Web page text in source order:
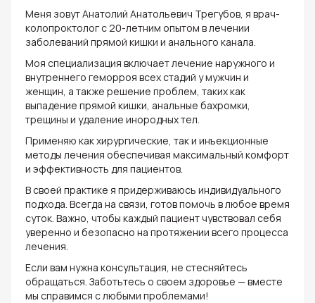
Меня зовут Анатолий Анатольевич Трегубов, я врач-
колопроктолог с 20-летним опытом в лечении
заболеваний прямой кишки и анального канала.
Моя специализация включает лечение наружного и
внутреннего геморроя всех стадий у мужчин и
женщин, а также решение проблем, таких как
выпадение прямой кишки, анальные бахромки,
трещины и удаление инородных тел.
Применяю как хирургические, так и инъекционные
методы лечения обеспечивая максимальный комфорт
и эффективность для пациентов.
В своей практике я придерживаюсь индивидуального
подхода. Всегда на связи, готов помочь в любое время
суток. Важно, чтобы каждый пациент чувствовал себя
уверенно и безопасно на протяжении всего процесса
лечения.
Если вам нужна консультация, не стесняйтесь
обращаться. Заботьтесь о своем здоровье — вместе
мы справимся с любыми проблемами!